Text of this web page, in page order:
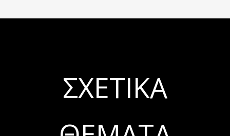
ΣΧΕΤΙΚΆ